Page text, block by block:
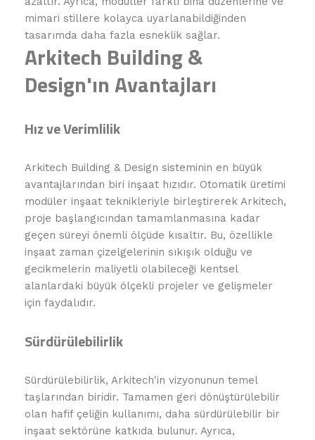
mimari stillere kolayca uyarlanabildiğinden
tasarımda daha fazla esneklik sağlar.
Arkitech Building &
Design'ın Avantajları
Hız ve Verimlilik
Arkitech Building & Design sisteminin en büyük
avantajlarından biri inşaat hızıdır. Otomatik üretimi
modüler inşaat teknikleriyle birleştirerek Arkitech,
proje başlangıcından tamamlanmasına kadar
geçen süreyi önemli ölçüde kısaltır. Bu, özellikle
inşaat zaman çizelgelerinin sıkışık olduğu ve
gecikmelerin maliyetli olabileceği kentsel
alanlardaki büyük ölçekli projeler ve gelişmeler
için faydalıdır.
Sürdürülebilirlik
Sürdürülebilirlik, Arkitech'in vizyonunun temel
taşlarından biridir. Tamamen geri dönüştürülebilir
olan hafif çeliğin kullanımı, daha sürdürülebilir bir
inşaat sektörüne katkıda bulunur. Ayrıca,